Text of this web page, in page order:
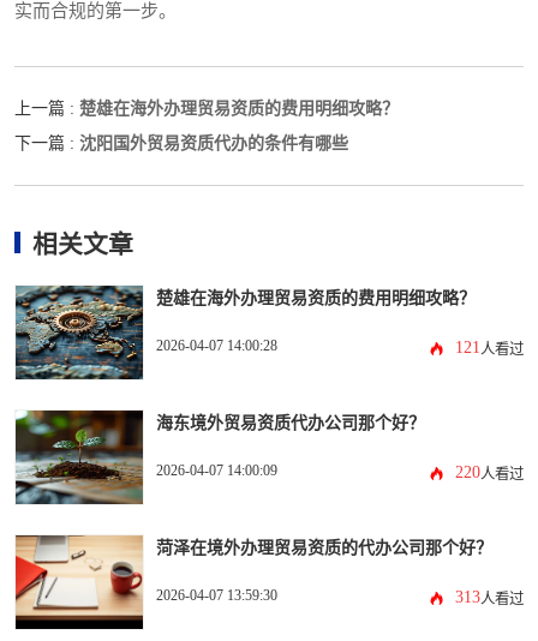
实而合规的第一步。
上一篇 : 楚雄在海外办理贸易资质的费用明细攻略？
下一篇 : 沈阳国外贸易资质代办的条件有哪些
相关文章
楚雄在海外办理贸易资质的费用明细攻略？
2026-04-07 14:00:28 121人看过
海东境外贸易资质代办公司那个好？
2026-04-07 14:00:09 220人看过
菏泽在境外办理贸易资质的代办公司那个好？
2026-04-07 13:59:30 313人看过